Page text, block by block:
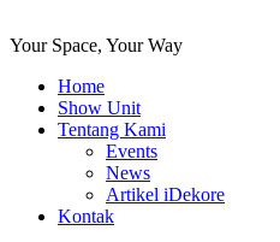
Your Space, Your Way
Home
Show Unit
Tentang Kami
Events
News
Artikel iDekore
Kontak